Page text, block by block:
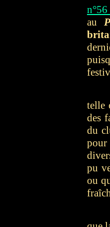
au
telle
des
du
pour
pu
ou